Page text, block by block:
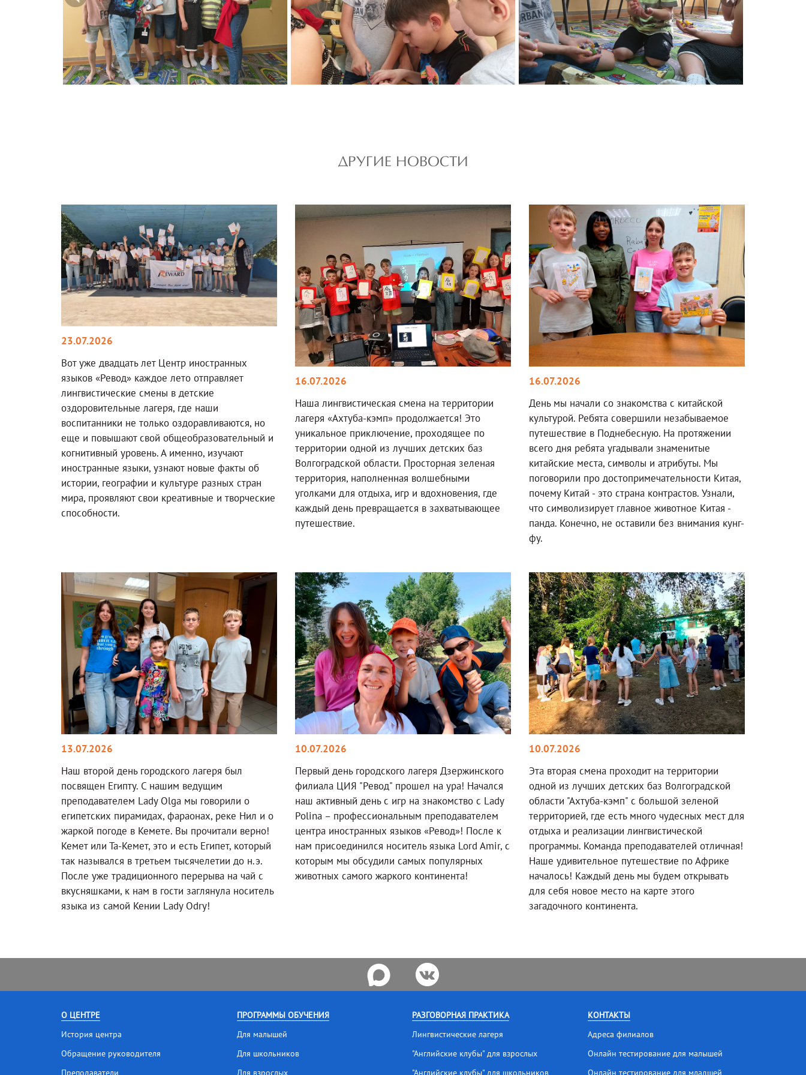
ДРУГИЕ НОВОСТИ
23.07.2026
Вот уже двадцать лет Центр иностранных
языков «Ревод» каждое лето отправляет
лингвистические смены в детские
оздоровительные лагеря, где наши
воспитанники не только оздоравливаются, но
еще и повышают свой общеобразовательный и
когнитивный уровень. А именно, изучают
иностранные языки, узнают новые факты об
истории, географии и культуре разных стран
мира, проявляют свои креативные и творческие
способности.
16.07.2026
Наша лингвистическая смена на территории
лагеря «Ахтуба-кэмп» продолжается! Это
уникальное приключение, проходящее по
территории одной из лучших детских баз
Волгоградской области. Просторная зеленая
территория, наполненная волшебными
уголками для отдыха, игр и вдохновения, где
каждый день превращается в захватывающее
путешествие.
16.07.2026
День мы начали со знакомства с китайской
культурой. Ребята совершили незабываемое
путешествие в Поднебесную. На протяжении
всего дня ребята угадывали знаменитые
китайские места, символы и атрибуты. Мы
поговорили про достопримечательности Китая,
почему Китай - это страна контрастов. Узнали,
что символизирует главное животное Китая -
панда. Конечно, не оставили без внимания кунг-
фу.
13.07.2026
Наш второй день городского лагеря был
посвящен Египту. С нашим ведущим
преподавателем Lady Olga мы говорили о
египетских пирамидах, фараонах, реке Нил и о
жаркой погоде в Кемете. Вы прочитали верно!
Кемет или Та-Кемет, это и есть Египет, который
так назывался в третьем тысячелетии до н.э.
После уже традиционного перерыва на чай с
вкусняшками, к нам в гости заглянула носитель
языка из самой Кении Lady Odry!
10.07.2026
Первый день городского лагеря Дзержинского
филиала ЦИЯ "Ревод" прошел на ура! Начался
наш активный день с игр на знакомство с Lady
Polina – профессиональным преподавателем
центра иностранных языков «Ревод»! После к
нам присоединился носитель языка Lord Amir, с
которым мы обсудили самых популярных
животных самого жаркого континента!
10.07.2026
Эта вторая смена проходит на территории
одной из лучших детских баз Волгоградской
области "Ахтуба-кэмп" с большой зеленой
территорией, где есть много чудесных мест для
отдыха и реализации лингвистической
программы. Команда преподавателей отличная!
Наше удивительное путешествие по Африке
началось! Каждый день мы будем открывать
для себя новое место на карте этого
загадочного континента.
О ЦЕНТРЕ
История центра
Обращение руководителя
Преподаватели
ПРОГРАММЫ ОБУЧЕНИЯ
Для малышей
Для школьников
Для взрослых
РАЗГОВОРНАЯ ПРАКТИКА
Лингвистические лагеря
"Английские клубы" для взрослых
"Английские клубы" для школьников
КОНТАКТЫ
Адреса филиалов
Онлайн тестирование для малышей
Онлайн тестирование для младшей